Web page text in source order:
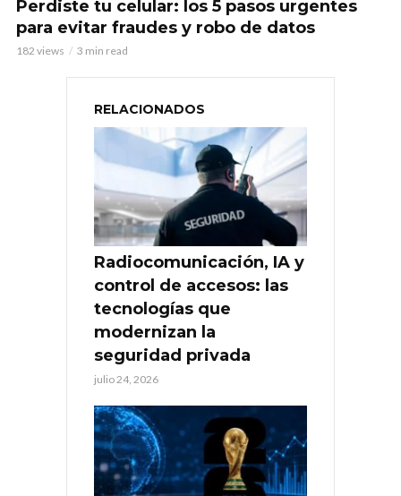
Perdiste tu celular: los 5 pasos urgentes
para evitar fraudes y robo de datos
182 views 3 min read
RELACIONADOS
Radiocomunicación, IA y
control de accesos: las
tecnologías que
modernizan la
seguridad privada
julio 24, 2026